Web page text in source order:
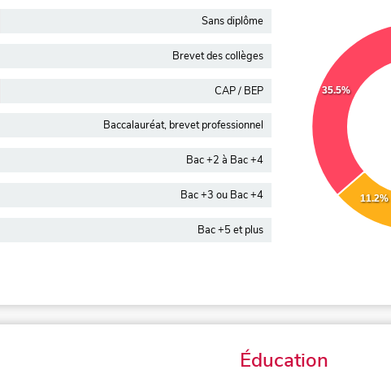
Sans diplôme
Brevet des collèges
CAP / BEP
Baccalauréat, brevet professionnel
Bac +2 à Bac +4
Bac +3 ou Bac +4
Bac +5 et plus
11.2%
35.5%
Éducation